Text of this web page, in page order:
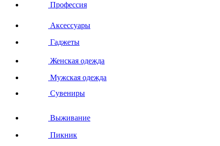
Профессия
Аксессуары
Гаджеты
Женская одежда
Мужская одежда
Сувениры
Выживание
Пикник